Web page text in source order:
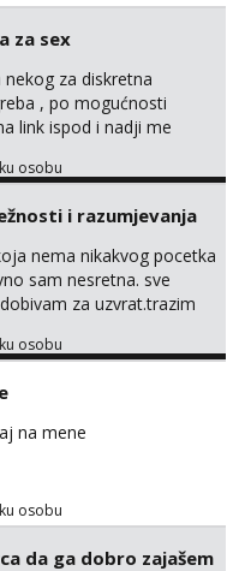
za sex
za diskretna
, po mogućnosti
link ispod i nadji me
osobu
i razumjevanja
nema nikakvog pocetka
sam nesretna. sve
za uzvrat.trazim
malo njeznosti i
me jako
muskarac preuzme
Klikni na link ispod i nadji
osobu
na mene
osobu
da ga dobro zajašem